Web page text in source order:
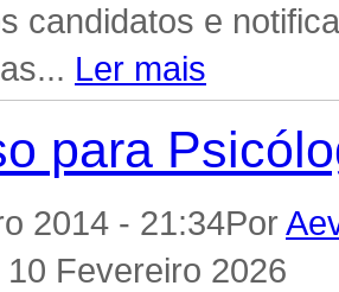
candidatos e
Ler mais
para
2014 - 21:34Por
Fevereiro 2026